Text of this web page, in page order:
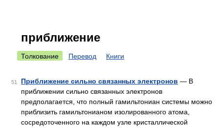
приближение
Толкование Перевод Книги
51 Приближение сильно связанных электронов — В
приближении сильно связанных электронов
предполагается, что полный гамильтониан системы можно
приблизить гамильтонианом изолированного атома,
сосредоточенного на каждом узле кристаллической